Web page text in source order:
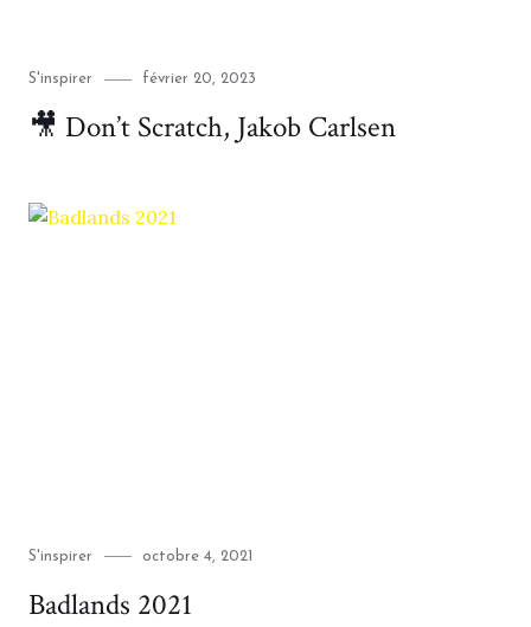
Category
S'inspirer
Posted
février 20, 2023
🎥 Don’t Scratch, Jakob Carlsen
Category
S'inspirer
Posted
octobre 4, 2021
Badlands 2021